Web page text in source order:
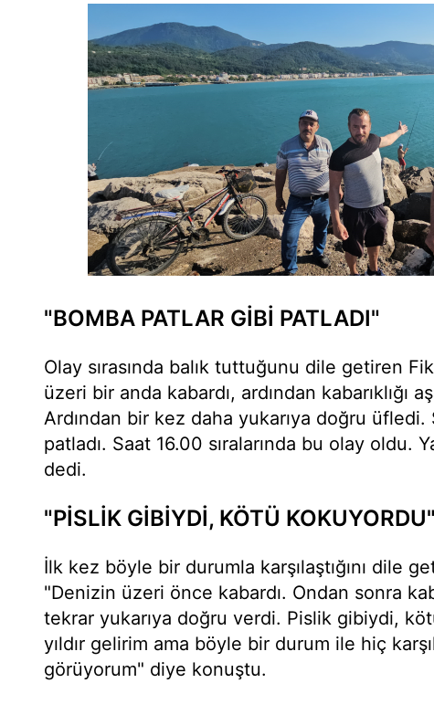
"BOMBA PATLAR GİBİ PATLADI"
Olay sırasında balık tuttuğunu dile getiren
üzeri bir anda kabardı, ardından kabarıklığı
Ardından bir kez daha yukarıya doğru
patladı. Saat 16.00 sıralarında bu olay oldu.
dedi.
"PİSLİK GİBİYDİ, KÖTÜ KOKUYORDU"
İlk kez böyle bir durumla karşılaştığını dile
"Denizin üzeri önce kabardı. Ondan sonra
tekrar yukarıya doğru verdi. Pislik gibiydi,
yıldır gelirim ama böyle bir durum ile hiç
görüyorum" diye konuştu.